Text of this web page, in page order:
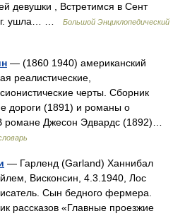
девушки , Встретимся в Сент
ушла… …
Большой Энциклопедический
— (1860 1940) американский
реалистические,
черты. Сборник
дороги (1891) и романы о
Джесон Эдвардс (1892)…
— Гарленд (Garland) Ханнибал
Висконсин, 4.3.1940, Лос
Сын бедного фермера.
рассказов «Главные проезжие